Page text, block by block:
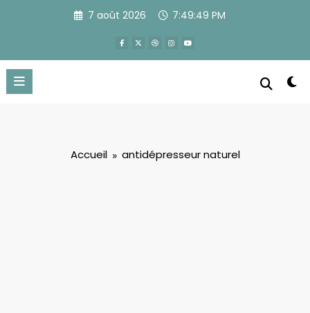
7 août 2026 7:49:49 PM
Accueil antidépresseur naturel